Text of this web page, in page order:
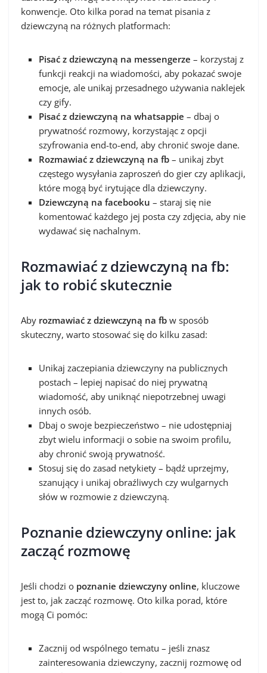
konwencje. Oto kilka porad na temat pisania z
dziewczyną na różnych platformach:
Pisać z dziewczyną na messengerze – korzystaj z
funkcji reakcji na wiadomości, aby pokazać swoje
emocje, ale unikaj przesadnego używania naklejek
czy gify.
Pisać z dziewczyną na whatsappie – dbaj o
prywatność rozmowy, korzystając z opcji
szyfrowania end-to-end, aby chronić swoje dane.
Rozmawiać z dziewczyną na fb – unikaj zbyt
częstego wysyłania zaproszeń do gier czy aplikacji,
które mogą być irytujące dla dziewczyny.
Dziewczyną na facebooku – staraj się nie
komentować każdego jej posta czy zdjęcia, aby nie
wydawać się nachalnym.
Rozmawiać z dziewczyną na fb:
jak to robić skutecznie
Aby rozmawiać z dziewczyną na fb w sposób
skuteczny, warto stosować się do kilku zasad:
Unikaj zaczepiania dziewczyny na publicznych
postach – lepiej napisać do niej prywatną
wiadomość, aby uniknąć niepotrzebnej uwagi
innych osób.
Dbaj o swoje bezpieczeństwo – nie udostępniaj
zbyt wielu informacji o sobie na swoim profilu,
aby chronić swoją prywatność.
Stosuj się do zasad netykiety – bądź uprzejmy,
szanujący i unikaj obraźliwych czy wulgarnych
słów w rozmowie z dziewczyną.
Poznanie dziewczyny online: jak
zacząć rozmowę
Jeśli chodzi o poznanie dziewczyny online, kluczowe
jest to, jak zacząć rozmowę. Oto kilka porad, które
mogą Ci pomóc:
Zacznij od wspólnego tematu – jeśli znasz
zainteresowania dziewczyny, zacznij rozmowę od